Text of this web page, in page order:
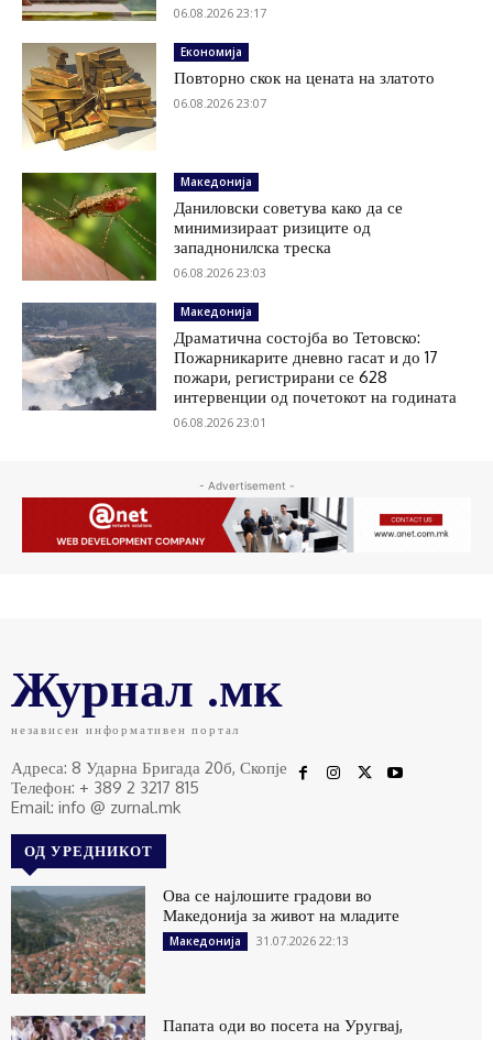
06.08.2026 23:17
Економија
Повторно скок на цената на златото
06.08.2026 23:07
Македонија
Даниловски советува како да се
минимизираат ризиците од
западнонилска треска
06.08.2026 23:03
Македонија
Драматична состојба во Тетовско:
Пожарникарите дневно гасат и до 17
пожари, регистрирани се 628
интервенции од почетокот на годината
06.08.2026 23:01
- Advertisement -
Журнал .мк
независен информативен портал
Адреса: 8 Ударна Бригада 20б, Скопје
Телефон: + 389 2 3217 815
Email: info @ zurnal.mk
ОД УРЕДНИКОТ
Ова се најлошите градови во
Македонија за живот на младите
Македонија 31.07.2026 22:13
Папата оди во посета на Уругвај,